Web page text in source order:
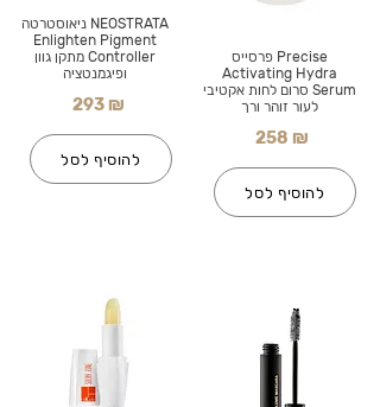
NEOSTRATA ניאוסטרטה
Enlighten Pigment
Controller מתקן גוון
ופיגמנטציה
293 ₪
להוסיף לסל
Precise פרסייס
Activating Hydra
Serum סרום לחות אקטיבי
לעור זוהר ורך
258 ₪
להוסיף לסל